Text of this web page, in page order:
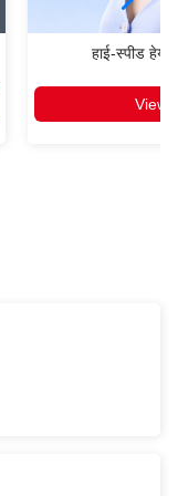
हाई-स्पीड हेयर
View